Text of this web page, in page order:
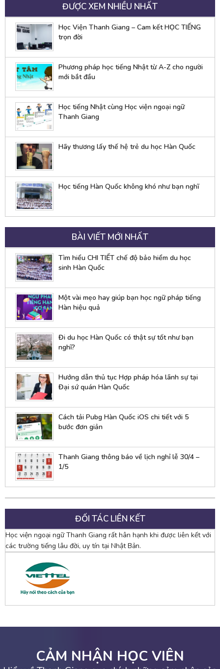
ĐƯỢC XEM NHIỀU NHẤT
Học Viện Thanh Giang – Cam kết HỌC TIẾNG
trọn đời
Phương pháp học tiếng Nhật từ A-Z cho người
mới bắt đầu
Học tiếng Nhật cùng Học viện ngoại ngữ
Thanh Giang
Hãy thương lấy thế hệ trẻ du học Hàn Quốc
Học tiếng Hàn Quốc không khó như bạn nghĩ
BÀI VIẾT MỚI NHẤT
Tìm hiểu CHI TIẾT chế độ bảo hiểm du học
sinh Hàn Quốc
Một vài mẹo hay giúp bạn học ngữ pháp tiếng
Hàn hiệu quả
Đi du học Hàn Quốc có thật sự tốt như bạn
nghĩ?
Hướng dẫn thủ tục Hợp pháp hóa lãnh sự tại
Đại sứ quán Hàn Quốc
Cách tải Pubg Hàn Quốc iOS chi tiết với 5
bước đơn giản
Thanh Giang thông báo về lịch nghỉ lễ 30/4 –
1/5
ĐỐI TÁC LIÊN KẾT
Học viện ngoại ngữ Thanh Giang rất hân hạnh khi được liên kết với
các trường tiếng lâu đời, uy tín tại Nhật Bản.
CẢM NHẬN HỌC VIÊN